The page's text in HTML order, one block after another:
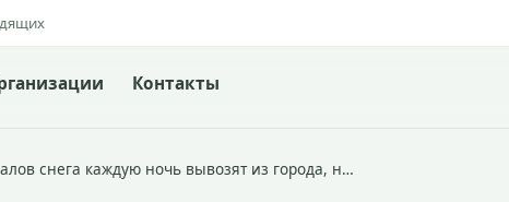
Контакты
снега каждую ночь вывозят из города, н…